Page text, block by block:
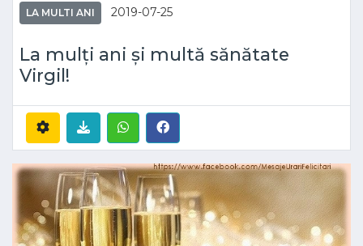
LA MULTI ANI 2019-07-25
La mulți ani și multă sănătate
Virgil!